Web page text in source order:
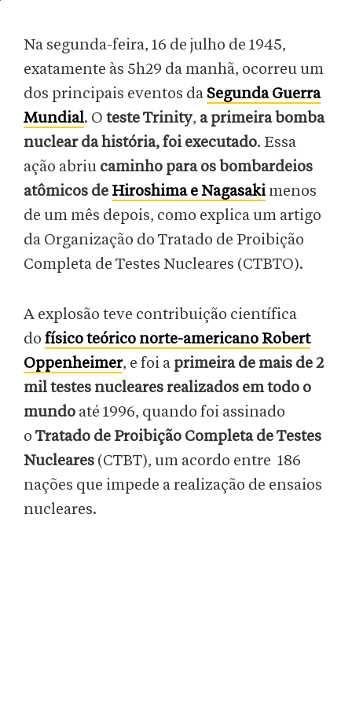
Na segunda-feira, 16 de julho de 1945,
exatamente às 5h29 da manhã, ocorreu um
dos principais eventos da Segunda Guerra
Mundial. O teste Trinity, a primeira bomba
nuclear da história, foi executado. Essa
ação abriu caminho para os bombardeios
atômicos de Hiroshima e Nagasaki menos
de um mês depois, como explica um artigo
da Organização do Tratado de Proibição
Completa de Testes Nucleares (CTBTO).
A explosão teve contribuição científica
do físico teórico norte-americano Robert
Oppenheimer, e foi a primeira de mais de 2
mil testes nucleares realizados em todo o
mundo até 1996, quando foi assinado
o Tratado de Proibição Completa de Testes
Nucleares (CTBT), um acordo entre 186
nações que impede a realização de ensaios
nucleares.